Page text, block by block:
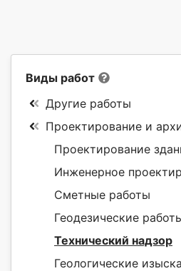
Виды работ
Другие работы
Проектирование и
Проектирование
Инженерное
Сметные работы
Геодезические
Технический надзор
Геологические